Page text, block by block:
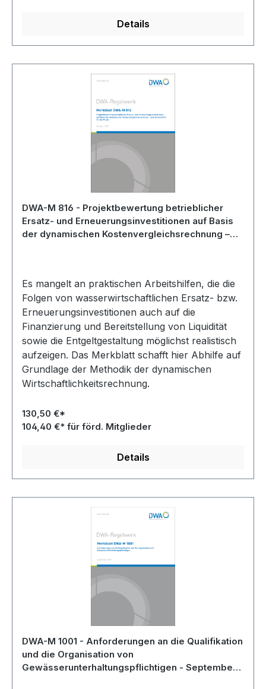
Details
DWA-M 816 - Projektbewertung betrieblicher
Ersatz- und Erneuerungsinvestitionen auf Basis
der dynamischen Kostenvergleichsrechnung –
Es mangelt an praktischen Arbeitshilfen, die die
Folgen von wasserwirtschaftlichen Ersatz- bzw.
Erneuerungsinvestitionen auch auf die
Finanzierung und Bereitstellung von Liquidität
sowie die Entgeltgestaltung möglichst realistisch
aufzeigen. Das Merkblatt schafft hier Abhilfe auf
Grundlage der Methodik der dynamischen
Wirtschaftlichkeitsrechnung.
130,50 €*
104,40 €* für förd. Mitglieder
Details
DWA-M 1001 - Anforderungen an die Qualifikation
und die Organisation von
Gewässerunterhaltungspflichtigen - September